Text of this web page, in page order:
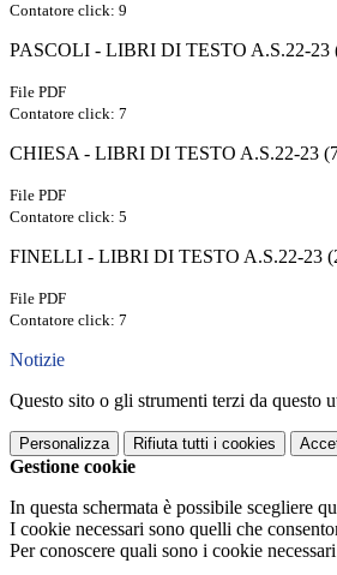
Contatore click: 9
PASCOLI - LIBRI DI TESTO A.S.22-23
File PDF
Contatore click: 7
CHIESA - LIBRI DI TESTO A.S.22-23
File PDF
Contatore click: 5
FINELLI - LIBRI DI TESTO A.S.22-23
File PDF
Contatore click: 7
Notizie
Questo sito o gli strumenti terzi da questo
Personalizza Rifiuta tutti i cookies
Gestione cookie
In questa schermata è possibile scegliere
I cookie necessari sono quelli che
Per conoscere quali sono i cookie